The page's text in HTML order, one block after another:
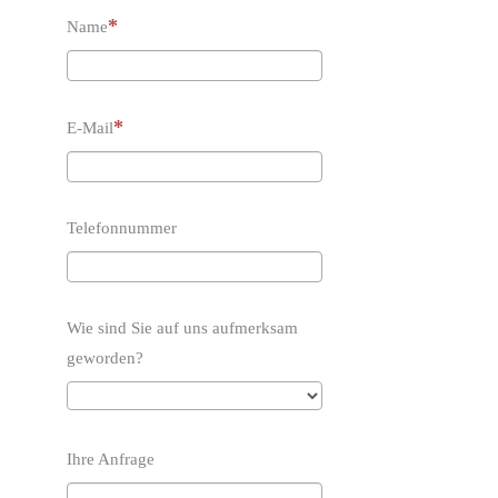
Name
E-Mail
Telefonnummer
Wie sind Sie auf uns aufmerksam
geworden?
Ihre Anfrage